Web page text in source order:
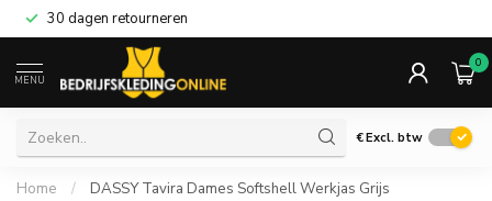
30 dagen retourneren
MENU
0
€Excl. btw
Home / DASSY Tavira Dames Softshell Werkjas Grijs